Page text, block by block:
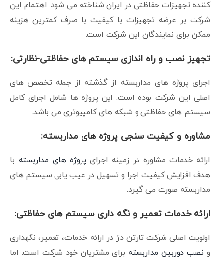
کننده تجهیزات حفاظتی در ایران شناخته می شود. اهتمام این
شرکت بر عرضه تجهیزات با کیفیت با صرف کمترین هزینه
ممکن برای نمایندگان این شرکت است.
تجهیز نصب و راه اندازی سیستم های حفاظتی-نظارتی:
اجرای پروژه های مداربسته از گذشته از جمله تخصص های
اصلی این شرکت بوده است. این پروژه ها شامل اجرای کامل
سیستم های حفاظتی و شبکه های کامپیوتری می باشد.
مشاوره و کیفیت سنجی پروژه های مداربسته:
ارائه خدمات مشاوره در زمینه اجرای پروژه های مداربسته با
هدف افزایش کیفیت اجرا و تسهیل در عیب یابی سیستم های
مداربسته صورت می گیرد.
ارائه خدمات تعمیر و نگه داری سیستم های حفاظتی:
اولویت اصلی شرکت تارتن دژ در ارائه خدمات، تعمیر، نگهداری
و نصب دوربین مداربسته برای مشتریان خود شرکت است. اما